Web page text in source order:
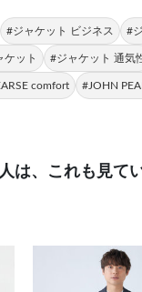
#ジャケット ビジネス #
ケット #ジャケット 通気
comfort #JOHN
は、これも見て